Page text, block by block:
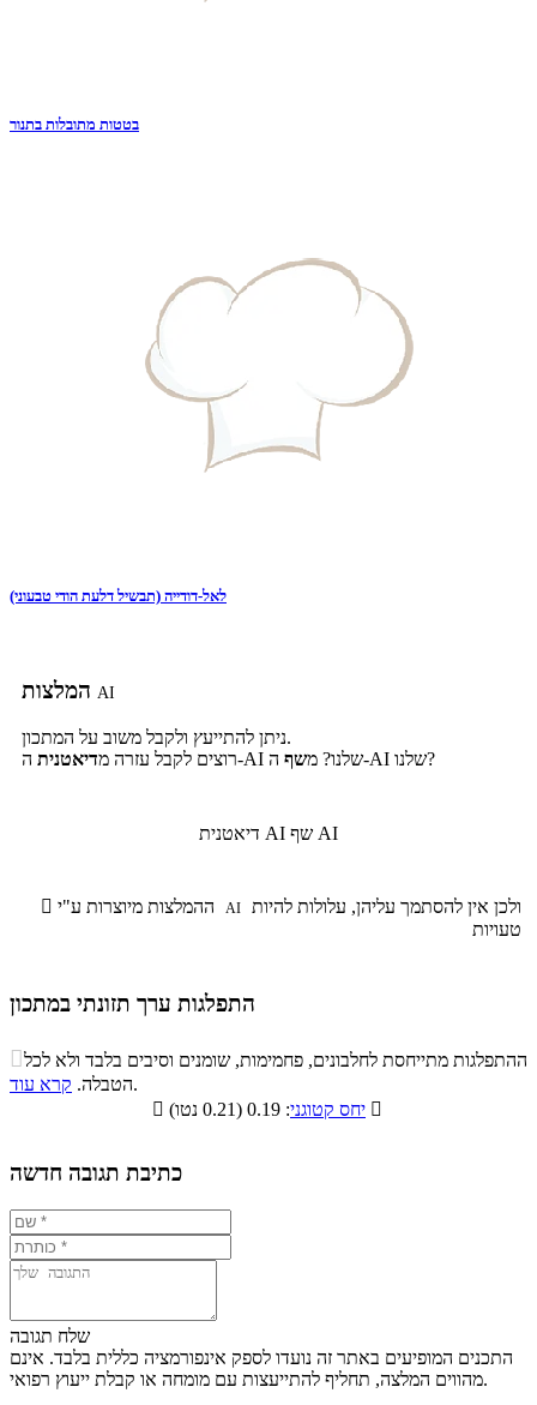
בטטות מתובלות בתנור
לאל-דודייה (תבשיל דלעת הודי טבעוני)
AI
ניתן להתייעץ ולקבל משוב על המתכון.
רוצים לקבל עזרה מדיאטנית ה-AI שלנו? משף ה-AI שלנו?
דיאטנית AI שף AI
 AI
טעויות
התפלגות ערך תזונתי במתכון
התפלגות ערך תזונתי במתכון
סיבים
תזונתיים
שומנים חלבונים
7.4% 70.2%
ההתפלגות מתייחסת לחלבונים, פחמימות, שומנים וסיבים בלבד ולא לכל
הטבלה. קרא עוד
.

יחס קטוגני 
כתיבת תגובה חדשה
שלח תגובה
התכנים המופיעים באתר זה נועדו לספק אינפורמציה כללית בלבד. אינם
מהווים המלצה, תחליף להתייעצות עם מומחה או קבלת ייעוץ רפואי.